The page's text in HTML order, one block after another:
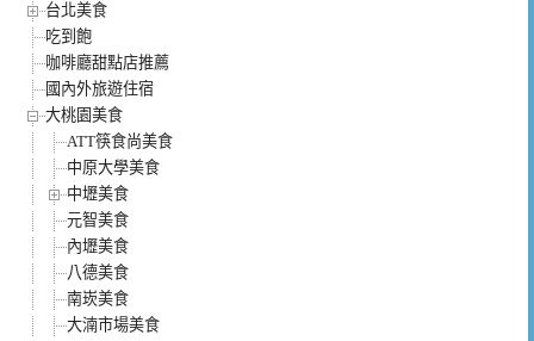
台北美食
吃到飽
咖啡廳甜點店推薦
國內外旅遊住宿
大桃園美食
ATT筷食尚美食
中原大學美食
中壢美食
元智美食
內壢美食
八德美食
南崁美食
大湳市場美食